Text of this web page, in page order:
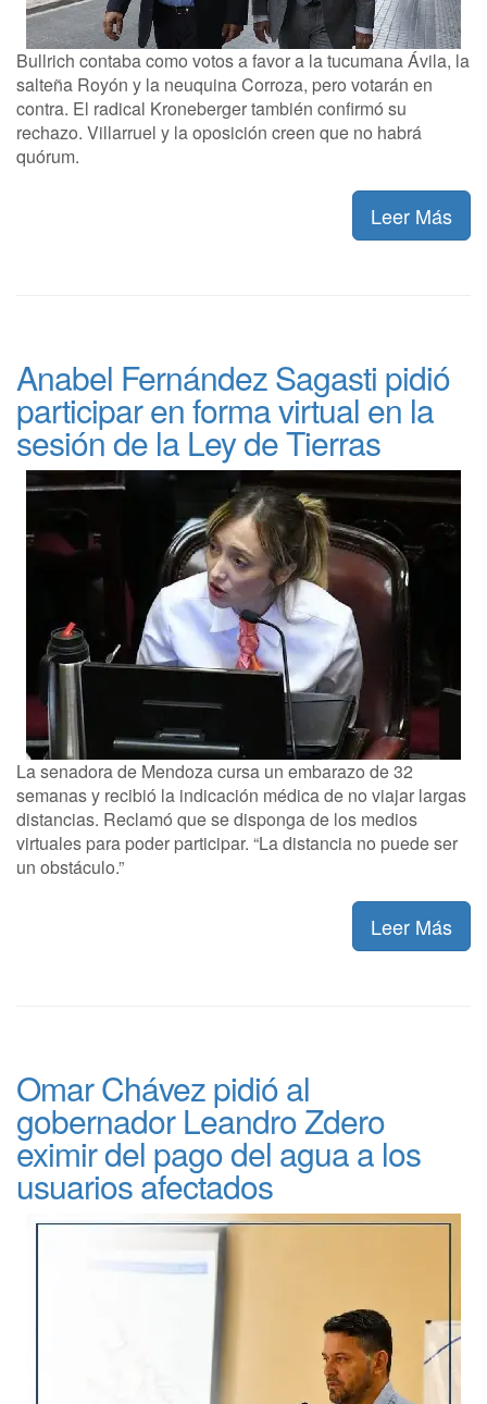
Bullrich contaba como votos a favor a la tucumana Ávila, la
salteña Royón y la neuquina Corroza, pero votarán en
contra. El radical Kroneberger también confirmó su
rechazo. Villarruel y la oposición creen que no habrá
quórum.
Leer Más
Anabel Fernández Sagasti pidió
participar en forma virtual en la
sesión de la Ley de Tierras
La senadora de Mendoza cursa un embarazo de 32
semanas y recibió la indicación médica de no viajar largas
distancias. Reclamó que se disponga de los medios
virtuales para poder participar. “La distancia no puede ser
un obstáculo.”
Leer Más
Omar Chávez pidió al
gobernador Leandro Zdero
eximir del pago del agua a los
usuarios afectados